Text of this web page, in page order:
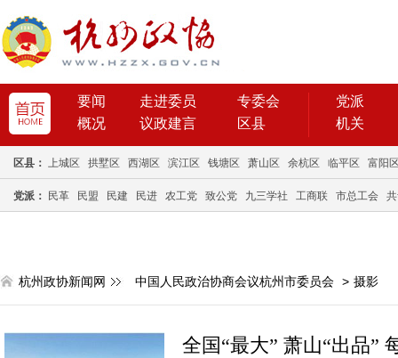
要闻 走进委员
专委会
概况
议政建言 区县
党派
机关
区县： 上城区 拱墅区 西湖区 滨江区 钱塘区 萧山区 余杭区 临平区 富阳
党派： 民革 民盟 民建 民进 农工党 致公党 九三学社 工商联 市总工会
杭州政协新闻网 中国人民政治协商会议杭州市委员会 > 摄影
全国“最大” 萧山“出品”